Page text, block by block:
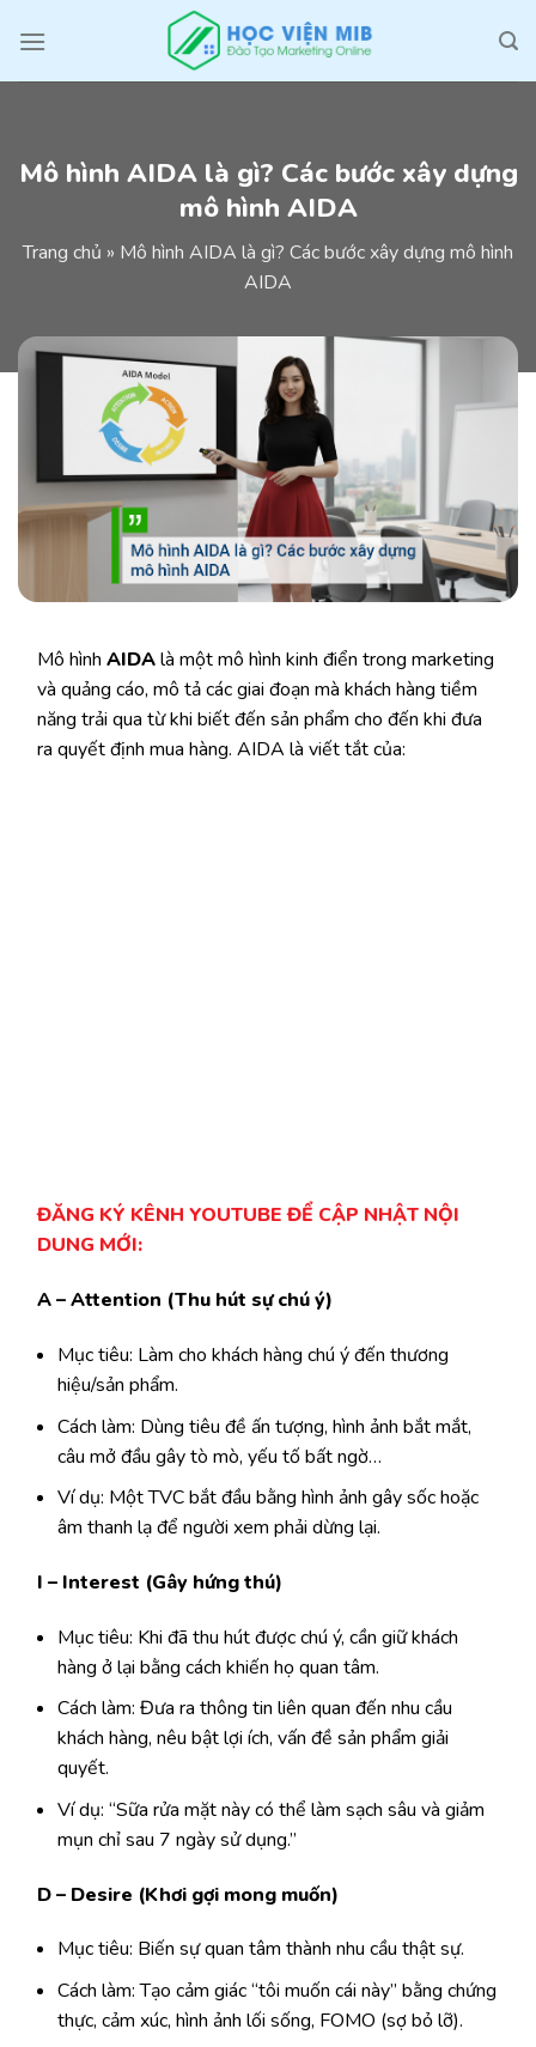
Mô hình AIDA là gì? Các bước xây dựng
mô hình AIDA
Trang chủ » Mô hình AIDA là gì? Các bước xây dựng mô hình
AIDA
Mô hình AIDAlà một mô hình kinh điển trong marketing
và quảng cáo, mô tả các giai đoạn mà khách hàng tiềm
năng trải qua từ khi biết đến sản phẩm cho đến khi đưa
ra quyết định mua hàng. AIDA là viết tắt của:
ĐĂNG KÝ KÊNH YOUTUBE ĐỂ CẬP NHẬT NỘI
DUNG MỚI:
A – Attention (Thu hút sự chú ý)
Mục tiêu: Làm cho khách hàng chú ý đến thương
hiệu/sản phẩm.
Cách làm: Dùng tiêu đề ấn tượng, hình ảnh bắt mắt,
câu mở đầu gây tò mò, yếu tố bất ngờ…
Ví dụ: Một TVC bắt đầu bằng hình ảnh gây sốc hoặc
âm thanh lạ để người xem phải dừng lại.
I – Interest (Gây hứng thú)
Mục tiêu: Khi đã thu hút được chú ý, cần giữ khách
hàng ở lại bằng cách khiến họ quan tâm.
Cách làm: Đưa ra thông tin liên quan đến nhu cầu
khách hàng, nêu bật lợi ích, vấn đề sản phẩm giải
quyết.
Ví dụ: “Sữa rửa mặt này có thể làm sạch sâu và giảm
mụn chỉ sau 7 ngày sử dụng.”
D – Desire (Khơi gợi mong muốn)
Mục tiêu: Biến sự quan tâm thành nhu cầu thật sự.
Cách làm: Tạo cảm giác “tôi muốn cái này” bằng chứng
thực, cảm xúc, hình ảnh lối sống, FOMO (sợ bỏ lỡ).